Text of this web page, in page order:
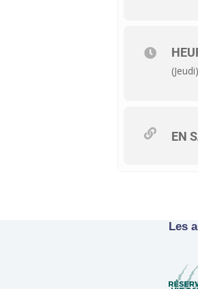
EN
Les